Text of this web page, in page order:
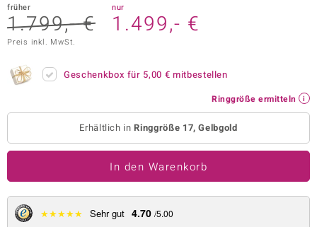
Collection
BY DE MELO
früher
1.799,- €
nur
1.499,- €
Preis inkl. MwSt.
Geschenkbox für 5,00 € mitbestellen
Ringgröße ermitteln
Erhältlich inRinggröße 17, Gelbgold
In den Warenkorb
★★★★★ Sehr gut 4.70 /5.00